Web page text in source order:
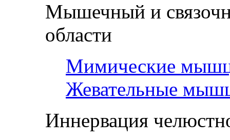
Мышечный и
области
Мимические
Жевательные
Иннервация